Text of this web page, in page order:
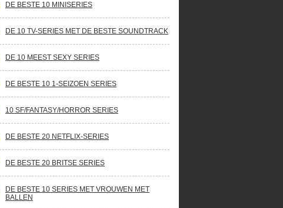
DE BESTE 10 MINISERIES
DE 10 TV-SERIES MET DE BESTE SOUNDTRACK
DE 10 MEEST SEXY SERIES
DE BESTE 10 1-SEIZOEN SERIES
10 SF/FANTASY/HORROR SERIES
DE BESTE 20 NETFLIX-SERIES
DE BESTE 20 BRITSE SERIES
DE BESTE 10 SERIES MET VROUWEN MET
BALLEN